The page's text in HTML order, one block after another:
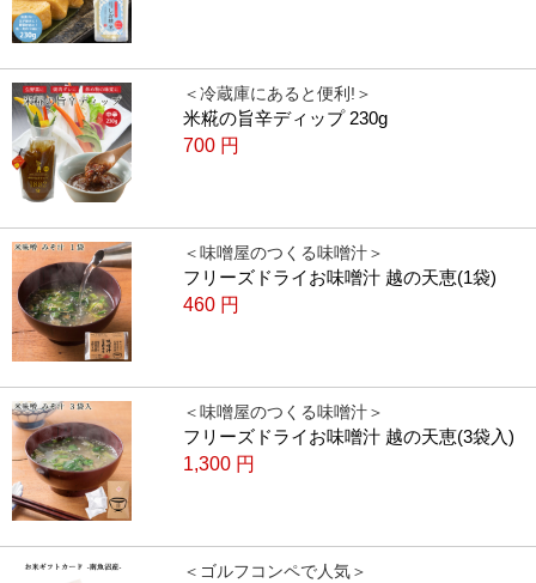
＜冷蔵庫にあると便利!＞
米糀の旨辛ディップ 230g
700 円
＜味噌屋のつくる味噌汁＞
フリーズドライお味噌汁 越の天恵(1袋)
460 円
＜味噌屋のつくる味噌汁＞
フリーズドライお味噌汁 越の天恵(3袋入)
1,300 円
＜ゴルフコンペで人気＞